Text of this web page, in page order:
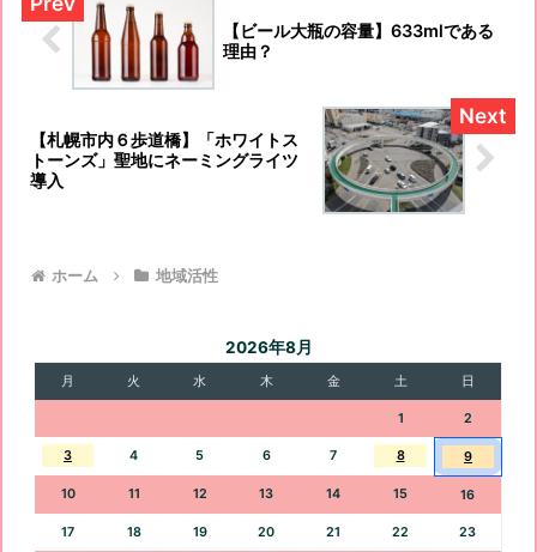
【ビール大瓶の容量】633mlである
理由？
【札幌市内６歩道橋】「ホワイトス
トーンズ」聖地にネーミングライツ
導入
ホーム 地域活性
2026年8月
月 火 水 木 金 土 日
1 2
3 4 5 6 7 8 9
10 11 12 13 14 15 16
17 18 19 20 21 22 23